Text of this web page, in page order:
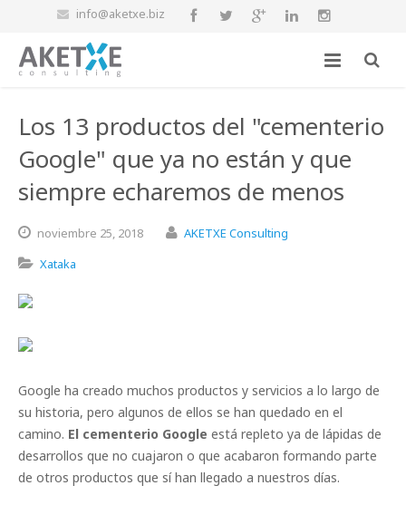
info@aketxe.biz
Los 13 productos del "cementerio
Google" que ya no están y que
siempre echaremos de menos
noviembre 25, 2018
AKETXE Consulting
Xataka
Google ha creado muchos productos y servicios a lo largo de
su historia, pero algunos de ellos se han quedado en el
camino. El cementerio Google está repleto ya de lápidas de
desarrollos que no cuajaron o que acabaron formando parte
de otros productos que sí han llegado a nuestros días.